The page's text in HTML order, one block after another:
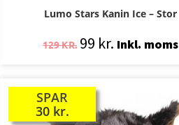
Lumo Stars Kanin Ice – Stor
129KR. 99 kr. Inkl. moms
SPAR
30 kr.
TILBUD!